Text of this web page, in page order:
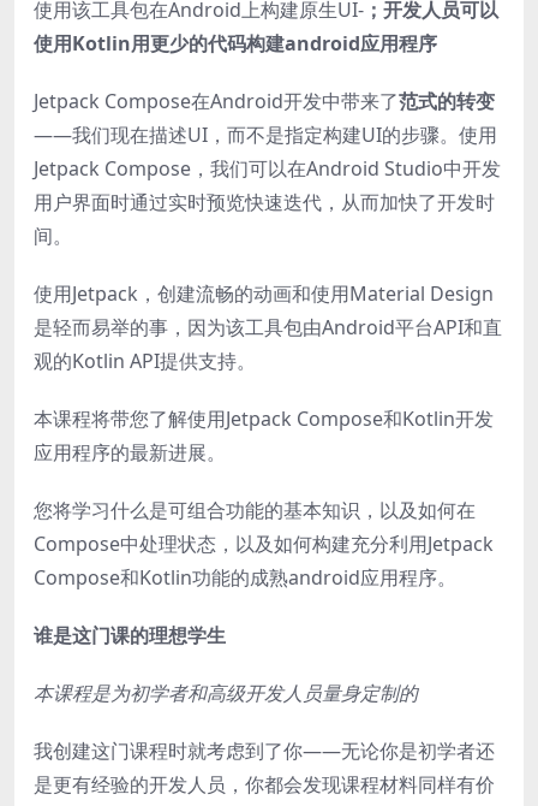
使用该工具包在Android上构建原生UI- ；开发人员可以
使用Kotlin用更少的代码构建android应用程序
Jetpack Compose在Android开发中带来了范式的转变
——我们现在描述UI，而不是指定构建UI的步骤。使用
Jetpack Compose，我们可以在Android Studio中开发
用户界面时通过实时预览快速迭代，从而加快了开发时
间。
使用Jetpack，创建流畅的动画和使用Material Design
是轻而易举的事，因为该工具包由Android平台API和直
观的Kotlin API提供支持。
本课程将带您了解使用Jetpack Compose和Kotlin开发
应用程序的最新进展。
您将学习什么是可组合功能的基本知识，以及如何在
Compose中处理状态，以及如何构建充分利用Jetpack
Compose和Kotlin功能的成熟android应用程序。
谁是这门课的理想学生
本课程是为初学者和高级开发人员量身定制的
我创建这门课程时就考虑到了你——无论你是初学者还
是更有经验的开发人员，你都会发现课程材料同样有价